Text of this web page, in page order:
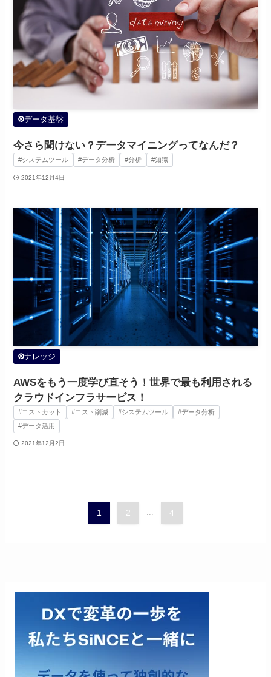
データ基盤
今さら聞けない？データマイニングってなんだ？
#システムツール #データ分析 #分析 #知識
2021年12月4日
ナレッジ
AWSをもう一度学び直そう！世界で最も利用される
クラウドインフラサービス！
#コストカット #コスト削減 #システムツール
#データ分析
#データ活用
2021年12月2日
1 2 4